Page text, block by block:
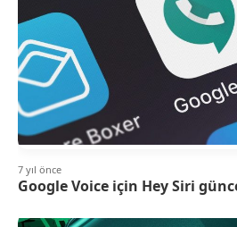
7 yıl önce
Google Voice için Hey Siri